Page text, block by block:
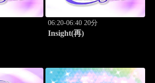
06:20-06:40 20分
Insight(再)